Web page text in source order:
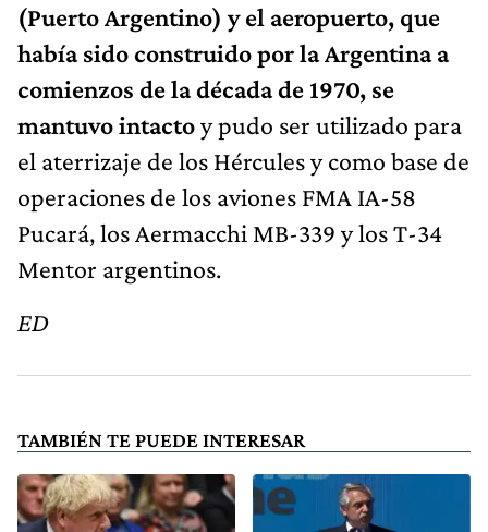
(Puerto Argentino) y el aeropuerto, que
había sido construido por la Argentina a
comienzos de la década de 1970, se
mantuvo intactoy pudo ser utilizado para
el aterrizaje de los Hércules y como base de
operaciones de los aviones FMA IA-58
Pucará, los Aermacchi MB-339 y los T-34
Mentor argentinos.
ED
TAMBIÉN TE PUEDE INTERESAR